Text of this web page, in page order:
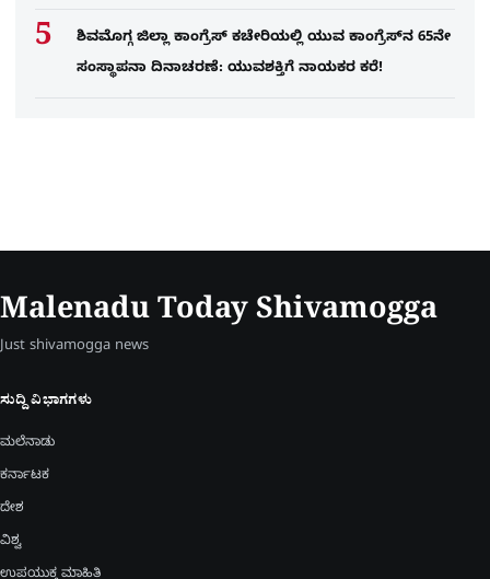
ಶಿವಮೊಗ್ಗ ಜಿಲ್ಲಾ ಕಾಂಗ್ರೆಸ್ ಕಚೇರಿಯಲ್ಲಿ ಯುವ ಕಾಂಗ್ರೆಸ್‌ನ 65ನೇ
ಸಂಸ್ಥಾಪನಾ ದಿನಾಚರಣೆ: ಯುವಶಕ್ತಿಗೆ ನಾಯಕರ ಕರೆ!
Malenadu Today Shivamogga
Just shivamogga news
ಸುದ್ದಿ ವಿಭಾಗಗಳು
ಮಲೆನಾಡು
ಕರ್ನಾಟಕ
ದೇಶ
ವಿಶ್ವ
ಉಪಯುಕ್ತ ಮಾಹಿತಿ